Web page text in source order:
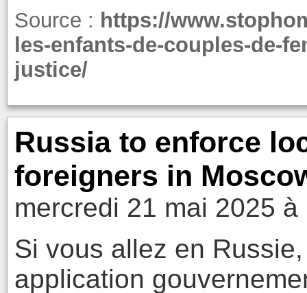
Source : https://
les-enfants-de-couples-de-
justice/
Russia to enforce
foreigners in
mercredi 21 mai 2025 à
Si vous allez en
application